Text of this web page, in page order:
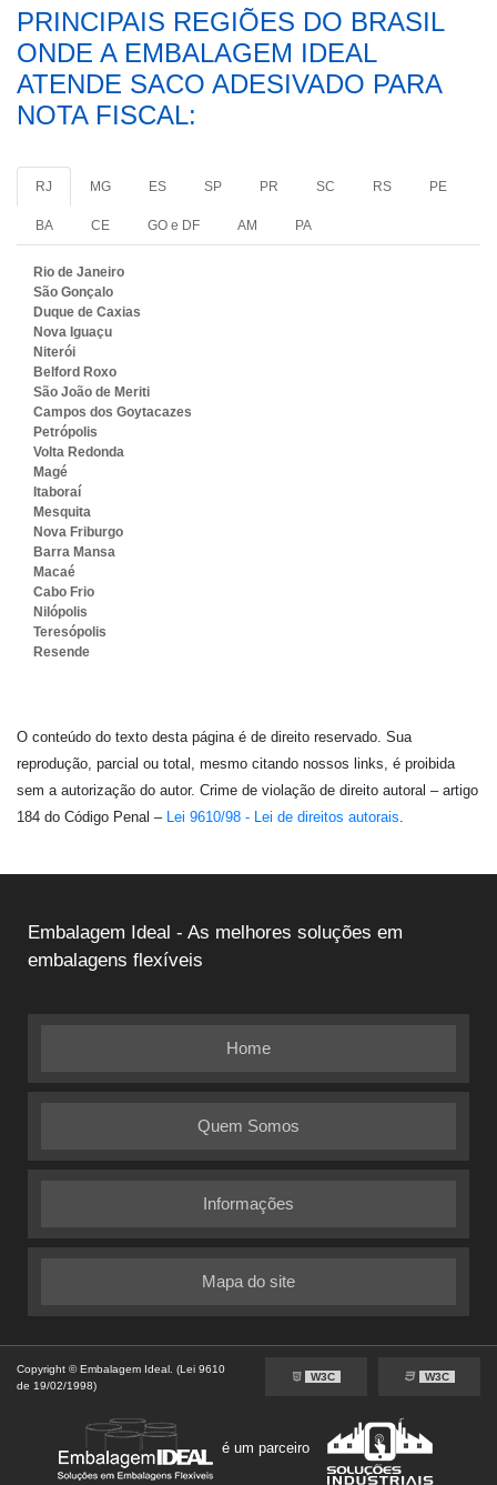
PRINCIPAIS REGIÕES DO BRASIL
ONDE A EMBALAGEM IDEAL
ATENDE SACO ADESIVADO PARA
NOTA FISCAL:
RJ MG ES SP PR SC RS PE
BA CE GO e DF AM PA
Rio de Janeiro
São Gonçalo
Duque de Caxias
Nova Iguaçu
Niterói
Belford Roxo
São João de Meriti
Campos dos Goytacazes
Petrópolis
Volta Redonda
Magé
Itaboraí
Mesquita
Nova Friburgo
Barra Mansa
Macaé
Cabo Frio
Nilópolis
Teresópolis
Resende
O conteúdo do texto desta página é de direito reservado. Sua
reprodução, parcial ou total, mesmo citando nossos links, é proibida
sem a autorização do autor. Crime de violação de direito autoral – artigo
184 do Código Penal – Lei 9610/98 - Lei de direitos autorais.
Embalagem Ideal - As melhores soluções em
embalagens flexíveis
Home
Quem Somos
Informações
Mapa do site
Copyright © Embalagem Ideal. (Lei 9610
de 19/02/1998)
W3C W3C
é um parceiro